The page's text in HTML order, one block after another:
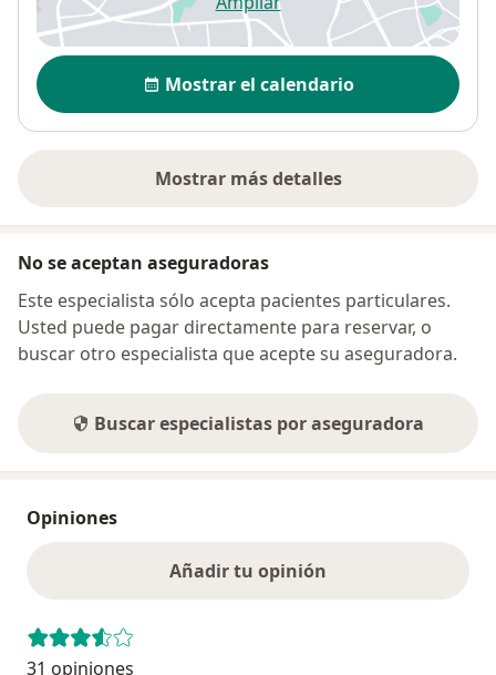
se abre en una nueva
Disponibilidad
Mostrar el calendario
Mostrar más detalles
sobre la dirección
No se aceptan aseguradoras
Este especialista sólo acepta pacientes particulares.
Usted puede pagar directamente para reservar, o
buscar otro especialista que acepte su aseguradora.
Buscar especialistas por aseguradora
Opiniones
Añadir tu opinión
31 opiniones